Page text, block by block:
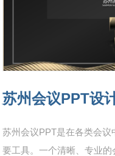
苏州会议PPT设
苏州会议PPT是在各类会
要工具。一个清晰、专业